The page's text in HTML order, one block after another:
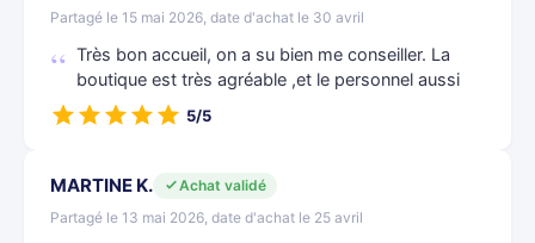
Partagé le 15 mai 2026, date d'achat le 30 avril
Très bon accueil, on a su bien me conseiller. La
boutique est très agréable ,et le personnel aussi
5/5
MARTINE K.
Achat validé
Partagé le 13 mai 2026, date d'achat le 25 avril